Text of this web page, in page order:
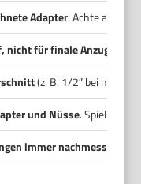
Adapter. Achte auf
nicht für finale
(z. B. 1/2″ bei hohen
und Nüsse. Spiel zeigt
immer nachmessen